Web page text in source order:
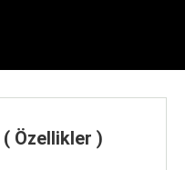
( Özellikler )